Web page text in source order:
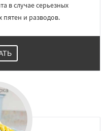
в случае серьезных
пятен и разводов.